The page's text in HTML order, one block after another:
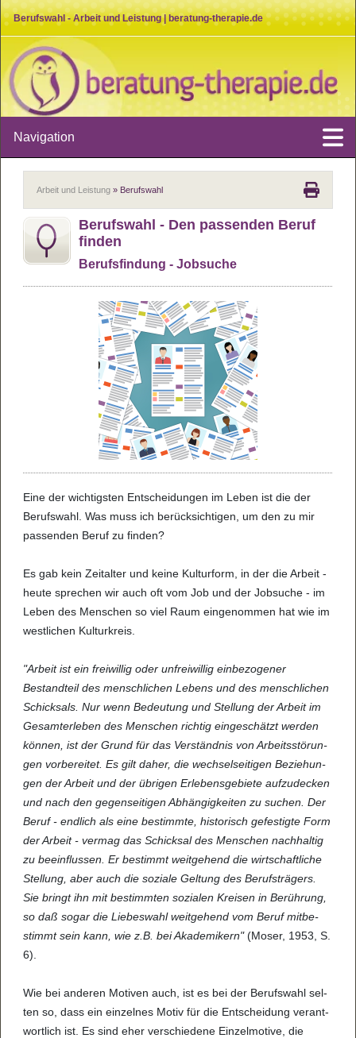
Berufswahl - Arbeit und Leistung | beratung-therapie.de
Navigation
Arbeit und Leistung » Berufswahl
Berufs­wahl - Den pas­sen­den Beruf
fin­den
Berufs­fin­dung - Job­su­che
Eine der wich­tigs­ten Ent­schei­dun­gen im Leben ist die der
Berufs­wahl. Was muss ich berück­sich­ti­gen, um den zu mir
pas­sen­den Beruf zu fin­den?
Es gab kein Zeit­al­ter und keine Kul­tur­form, in der die Arbeit -
heute spre­chen wir auch oft vom Job und der Job­su­che - im
Leben des Men­schen so viel Raum ein­ge­nom­men hat wie im
west­li­chen Kul­tur­kreis.
"Arbeit ist ein frei­wil­lig oder unfrei­wil­lig ein­be­zo­ge­ner
Bestand­teil des mensch­li­chen Lebens und des mensch­li­chen
Schick­sals. Nur wenn Bedeu­tung und Stel­lung der Arbeit im
Gesam­ter­le­ben des Men­schen rich­tig ein­ge­schätzt wer­den
kön­nen, ist der Grund für das Ver­ständ­nis von Arbeits­s­tö­run­
gen vor­be­rei­tet. Es gilt daher, die wech­sel­sei­ti­gen Bezie­hun­
gen der Arbeit und der übri­gen Erle­bens­ge­biete auf­zu­de­cken
und nach den gegen­sei­ti­gen Abhän­gig­kei­ten zu suchen. Der
Beruf - end­lich als eine bestimmte, his­to­risch gefes­tigte Form
der Arbeit - ver­mag das Schick­sal des Men­schen nach­hal­tig
zu beein­flus­sen. Er bestimmt weit­ge­hend die wirt­schaft­li­che
Stel­lung, aber auch die sozi­ale Gel­tung des Berufs­trä­gers.
Sie bringt ihn mit bestimm­ten sozi­a­len Krei­sen in Berüh­rung,
so daß sogar die Lie­bes­wahl weit­ge­hend vom Beruf mit­be­
stimmt sein kann, wie z.B. bei Aka­de­mi­kern"(Moser, 1953, S.
6).
Wie bei ande­ren Moti­ven auch, ist es bei der Berufs­wahl sel­
ten so, dass ein ein­zel­nes Motiv für die Ent­schei­dung ver­ant­
wort­lich ist. Es sind eher ver­schie­dene Ein­zel­mo­tive, die